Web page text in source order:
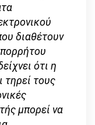
διαθέτουν
ότι η
τηρεί τους
μπορεί να